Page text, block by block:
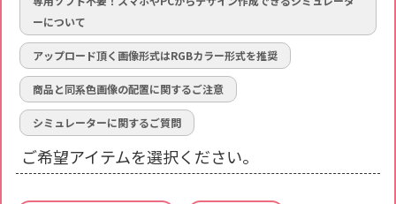
ーについて
アップロード頂く画像形式はRGBカラー形式を推奨
商品と同系色画像の配置に関するご注意
シミュレーターに関するご質問
ご希望アイテムを選択ください。